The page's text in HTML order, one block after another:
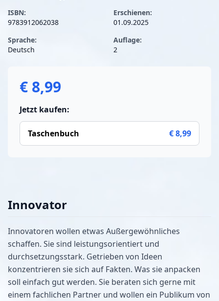
ISBN:
9783912062038
Erschienen:
01.09.2025
Sprache:
Deutsch
Auflage:
2
€ 8,99
Jetzt kaufen:
Taschenbuch € 8,99
Innovator
Innovatoren wollen etwas Außergewöhnliches
schaffen. Sie sind leistungsorientiert und
durchsetzungsstark. Getrieben von Ideen
konzentrieren sie sich auf Fakten. Was sie anpacken
soll einfach gut werden. Sie beraten sich gerne mit
einem fachlichen Partner und wollen ein Publikum von